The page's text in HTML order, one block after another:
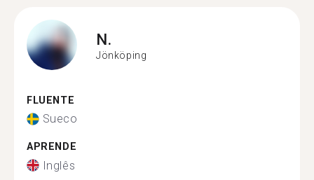
N.
Jönköping
FLUENTE
Sueco
APRENDE
Inglês